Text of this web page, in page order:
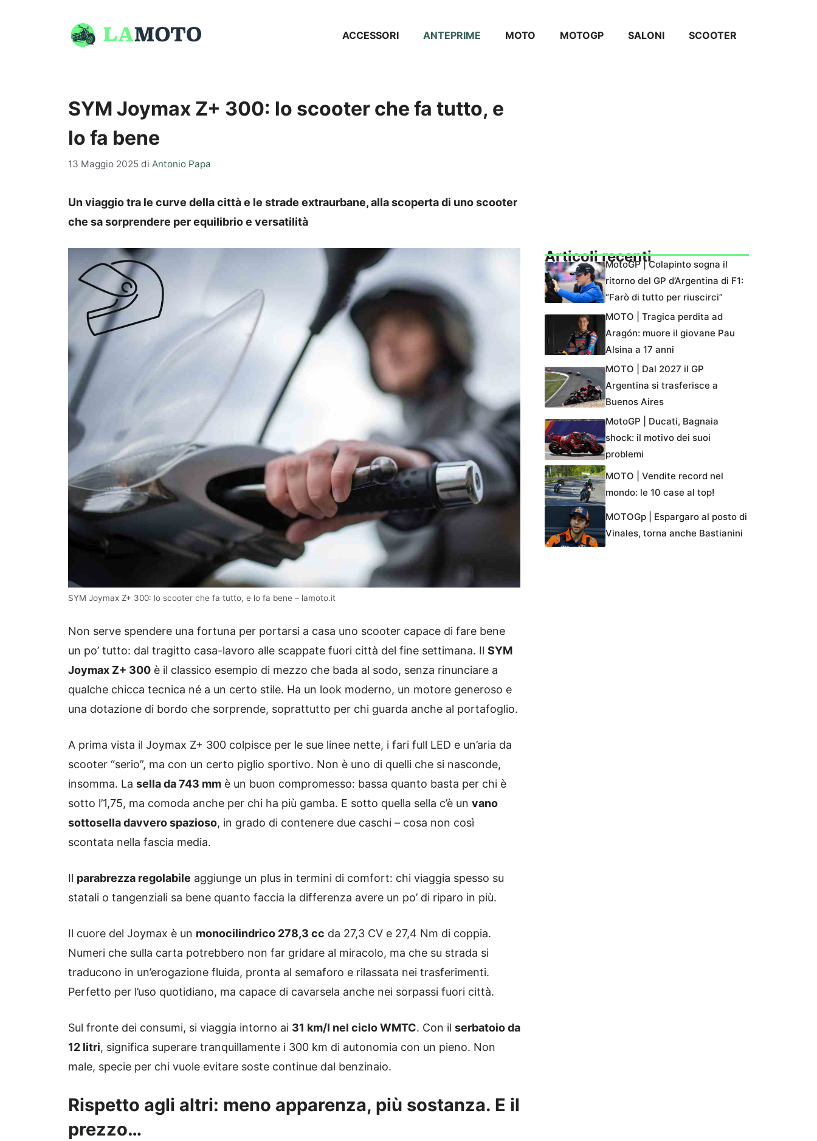
ACCESSORI ANTEPRIME MOTO MOTOGP SALONI SCOOTER
SYM Joymax Z+ 300: lo scooter che fa tutto, e
lo fa bene
13 Maggio 2025 di Antonio Papa
Un viaggio tra le curve della città e le strade extraurbane, alla scoperta di uno scooter
che sa sorprendere per equilibrio e versatilità
SYM Joymax Z+ 300: lo scooter che fa tutto, e lo fa bene – lamoto.it
Non serve spendere una fortuna per portarsi a casa uno scooter capace di fare bene
un po’ tutto: dal tragitto casa-lavoro alle scappate fuori città del fine settimana. Il SYM
Joymax Z+ 300 è il classico esempio di mezzo che bada al sodo, senza rinunciare a
qualche chicca tecnica né a un certo stile. Ha un look moderno, un motore generoso e
una dotazione di bordo che sorprende, soprattutto per chi guarda anche al portafoglio.
A prima vista il Joymax Z+ 300 colpisce per le sue linee nette, i fari full LED e un’aria da
scooter “serio”, ma con un certo piglio sportivo. Non è uno di quelli che si nasconde,
insomma. La sella da 743 mm è un buon compromesso: bassa quanto basta per chi è
sotto l’1,75, ma comoda anche per chi ha più gamba. E sotto quella sella c’è un vano
sottosella davvero spazioso, in grado di contenere due caschi – cosa non così
scontata nella fascia media.
Il parabrezza regolabile aggiunge un plus in termini di comfort: chi viaggia spesso su
statali o tangenziali sa bene quanto faccia la differenza avere un po’ di riparo in più.
Il cuore del Joymax è un monocilindrico 278,3 cc da 27,3 CV e 27,4 Nm di coppia.
Numeri che sulla carta potrebbero non far gridare al miracolo, ma che su strada si
traducono in un’erogazione fluida, pronta al semaforo e rilassata nei trasferimenti.
Perfetto per l’uso quotidiano, ma capace di cavarsela anche nei sorpassi fuori città.
Sul fronte dei consumi, si viaggia intorno ai 31 km/l nel ciclo WMTC. Con il serbatoio da
12 litri, significa superare tranquillamente i 300 km di autonomia con un pieno. Non
male, specie per chi vuole evitare soste continue dal benzinaio.
Rispetto agli altri: meno apparenza, più sostanza. E il
prezzo…
Articoli recentiMotoGP | Colapinto sogna il
ritorno del GP d’Argentina di F1:
“Farò di tutto per riuscirci”
MOTO | Tragica perdita ad
Aragón: muore il giovane Pau
Alsina a 17 anni
MOTO | Dal 2027 il GP
Argentina si trasferisce a
Buenos Aires
MotoGP | Ducati, Bagnaia
shock: il motivo dei suoi
problemi
MOTO | Vendite record nel
mondo: le 10 case al top!
MOTOGp | Espargaro al posto di
Vinales, torna anche Bastianini